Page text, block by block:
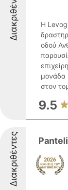
Διακριθέντες
Η
οδού
μονάδα
στον
9.5
Διακριθέντες